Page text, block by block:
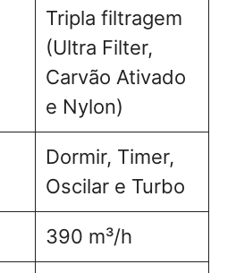
Tripla filtragem
(Ultra Filter,
Carvão Ativado
e Nylon)
Dormir, Timer,
Oscilar e Turbo
390 m³/h